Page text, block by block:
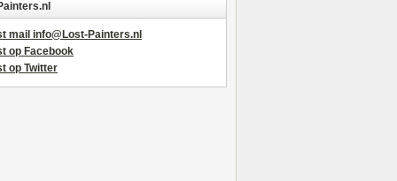
mail info@Lost-Painters.nl
op Facebook
op Twitter